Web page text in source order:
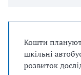
Кошти
шкільні
розвиток